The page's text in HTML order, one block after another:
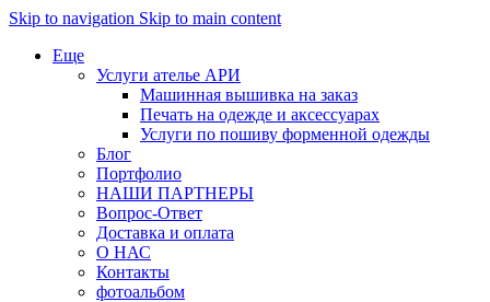
Skip to navigation Skip to main content
Еще
Услуги ателье АРИ
Машинная вышивка на заказ
Печать на одежде и аксессуарах
Услуги по пошиву форменной одежды
Блог
Портфолио
НАШИ ПАРТНЕРЫ
Вопрос-Ответ
Доставка и оплата
О НАС
Контакты
фотоальбом